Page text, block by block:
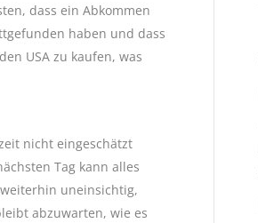
dass ein Abkommen
haben und dass
USA zu kaufen, was
nicht eingeschätzt
Tag kann alles
uneinsichtig,
abzuwarten, wie es